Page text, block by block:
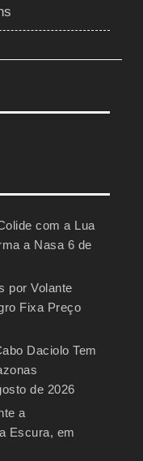
com a Lua
a Nasa 6 de
por Volante
Fixa Preço
Daciolo Tem
de 2026
a
Escura, em